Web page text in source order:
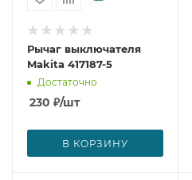
Рычаг выключателя
Makita 417187-5
Достаточно
230 ₽/шт
В КОРЗИНУ